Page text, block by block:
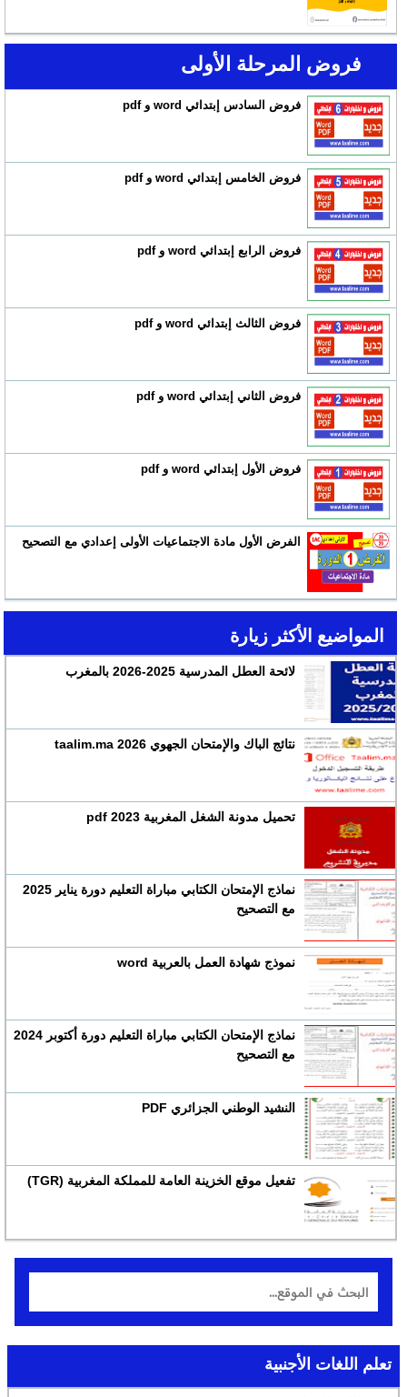
فروض المرحلة الأولى
فروض السادس إبتدائي word و pdf
فروض الخامس إبتدائي word و pdf
فروض الرابع إبتدائي word و pdf
فروض الثالث إبتدائي word و pdf
فروض الثاني إبتدائي word و pdf
فروض الأول إبتدائي word و pdf
الفرض الأول مادة الاجتماعيات الأولى إعدادي مع التصحيح
المواضيع الأكثر زيارة
لائحة العطل المدرسية 2025-2026 بالمغرب
نتائج الباك والإمتحان الجهوي 2026 taalim.ma
تحميل مدونة الشغل المغربية 2023 pdf
نماذج الإمتحان الكتابي مباراة التعليم دورة يناير 2025
مع التصحيح
نموذج شهادة العمل بالعربية word
نماذج الإمتحان الكتابي مباراة التعليم دورة أكتوبر 2024
مع التصحيح
النشيد الوطني الجزائري PDF
تفعيل موقع الخزينة العامة للمملكة المغربية (TGR)
تعلم اللغات الأجنبية